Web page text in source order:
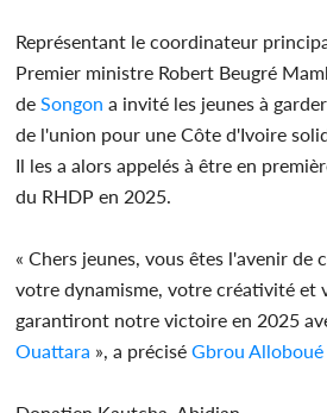
Représentant le coordinateur
Premier ministre Robert Beugré
de Songon a invité les jeunes à
de l'union pour une Côte d'Ivoire
Il les a alors appelés à être en
du RHDP en 2025.
« Chers jeunes, vous êtes l'avenir de
votre dynamisme, votre créativité et
garantiront notre victoire en 2025
Ouattara », a préciséGbrou Alloboué